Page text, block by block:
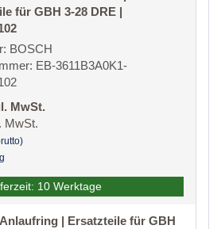
für GBH 3-28 DRE |
BOSCH
EB-3611B3A0K1-
MwSt.
MwSt.
10 Werktage
| Ersatzteile für GBH